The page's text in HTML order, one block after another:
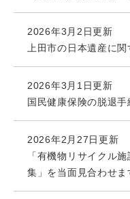
2026年3月2日更新
上田市の日本遺産に
2026年3月1日更新
国民健康保険の脱退手
2026年2月27日更新
「有機物リサイクル
集」を当面見合わせま